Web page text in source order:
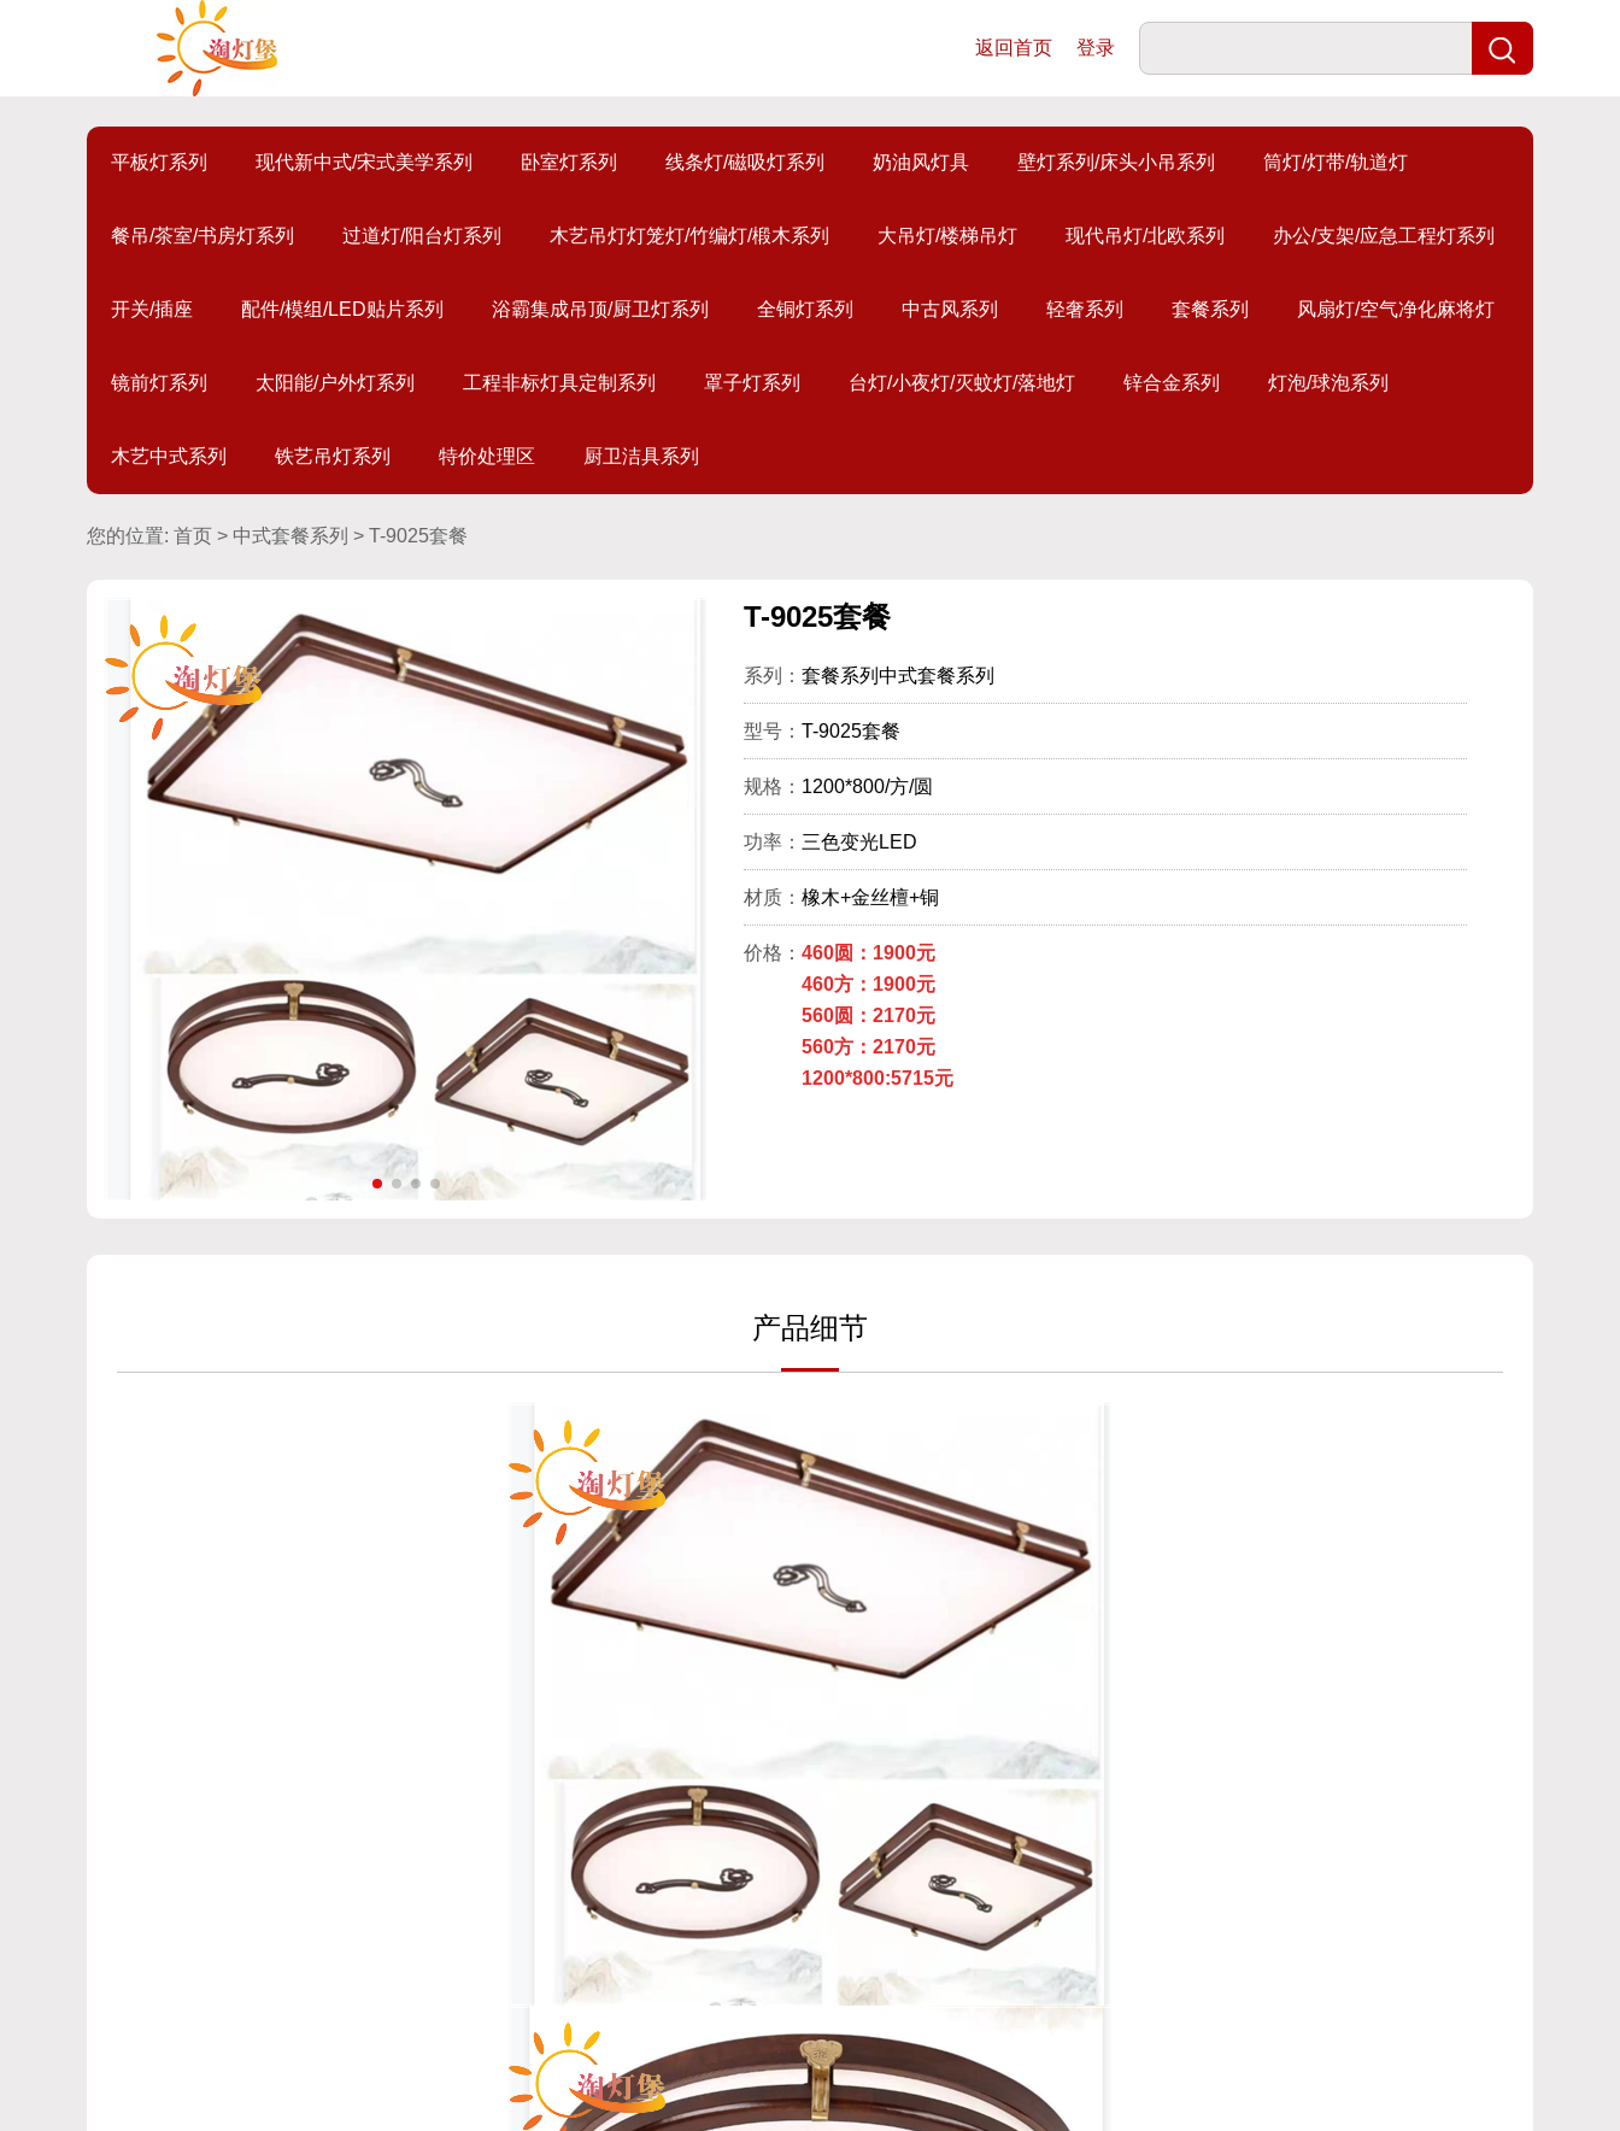
返回首页 登录
平板灯系列 现代新中式/宋式美学系列 卧室灯系列 线条灯/磁吸灯系列 奶油风灯具 壁灯系列/床头小吊系列 筒灯/灯带/轨道灯
餐吊/茶室/书房灯系列 过道灯/阳台灯系列 木艺吊灯灯笼灯/竹编灯/椴木系列 大吊灯/楼梯吊灯 现代吊灯/北欧系列 办公/支架/应急工程灯系列
开关/插座 配件/模组/LED贴片系列 浴霸集成吊顶/厨卫灯系列 全铜灯系列 中古风系列 轻奢系列 套餐系列 风扇灯/空气净化麻将灯
镜前灯系列 太阳能/户外灯系列 工程非标灯具定制系列 罩子灯系列 台灯/小夜灯/灭蚊灯/落地灯 锌合金系列 灯泡/球泡系列
木艺中式系列 铁艺吊灯系列 特价处理区 厨卫洁具系列
您的位置: 首页 > 中式套餐系列 > T-9025套餐
T-9025套餐
系列： 套餐系列中式套餐系列
型号： T-9025套餐
规格： 1200*800/方/圆
功率： 三色变光LED
材质： 橡木+金丝檀+铜
价格： 460圆：1900元
460方：1900元
560圆：2170元
560方：2170元
1200*800:5715元
产品细节